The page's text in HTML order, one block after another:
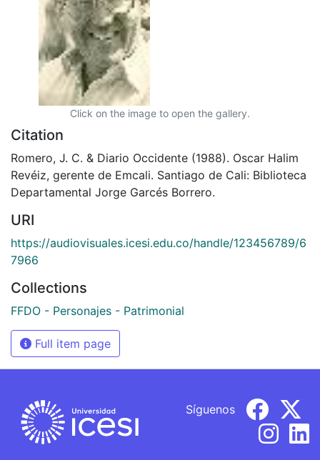
Click on the image to open the gallery.
Citation
Romero, J. C. & Diario Occidente (1988). Oscar Halim
Revéiz, gerente de Emcali. Santiago de Cali: Biblioteca
Departamental Jorge Garcés Borrero.
URI
https://audiovisuales.icesi.edu.co/handle/123456789/6
7966
Collections
FFDO - Personajes - Patrimonial
Full item page
Síguenos